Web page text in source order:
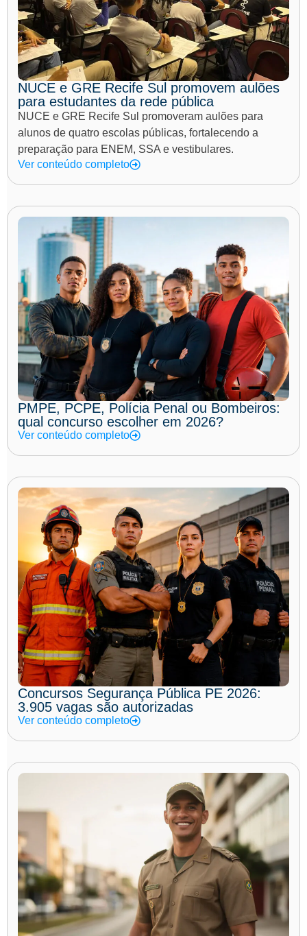
NUCE e GRE Recife Sul promovem aulões
para estudantes da rede pública
NUCE e GRE Recife Sul promoveram aulões para
alunos de quatro escolas públicas, fortalecendo a
preparação para ENEM, SSA e vestibulares.
Ver conteúdo completo
PMPE, PCPE, Polícia Penal ou Bombeiros:
qual concurso escolher em 2026?
Ver conteúdo completo
Concursos Segurança Pública PE 2026:
3.905 vagas são autorizadas
Ver conteúdo completo